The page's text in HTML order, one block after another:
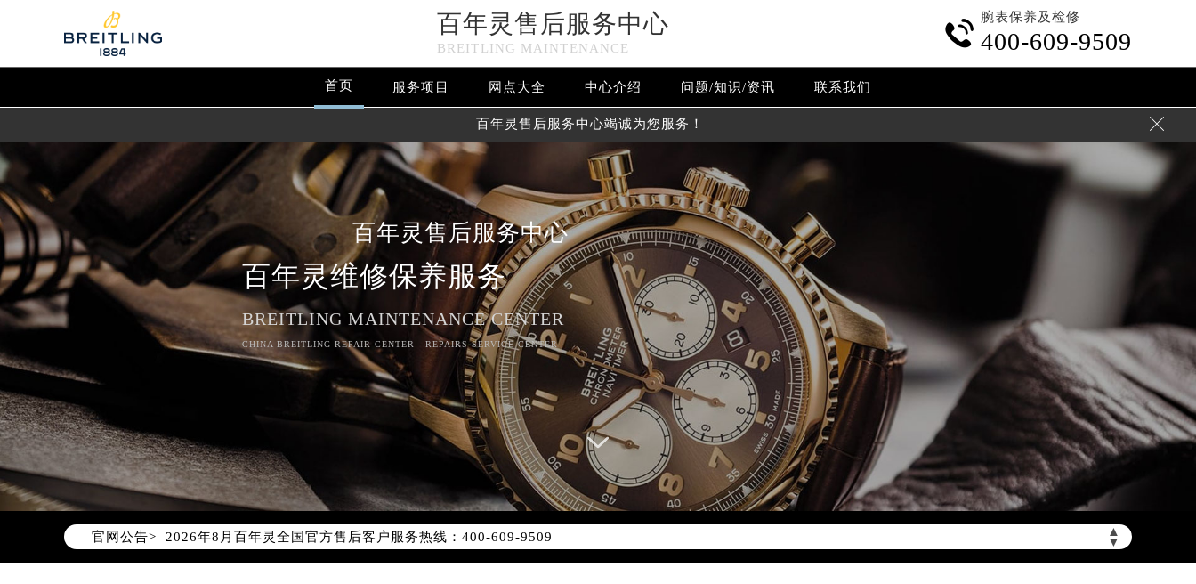
百年灵售后服务中心
BREITLING MAINTENANCE

腕表保养及检修
400-609-9509
首页 服务项目 网点大全 中心介绍 问题/知识/资讯 联系我们
百年灵售后服务中心竭诚为您服务！ 
百年灵售后服务中心
百年灵维修保养服务
BREITLING MAINTENANCE CENTER
CHINA BREITLING REPAIR CENTER - REPAIRS SERVICE CENTER
官网公告> ▲
▼
2026年8月百年灵中国区售后服务网络优化升级公告
2026年8月百年灵全国官方售后客户服务热线：400-609-9509
百年灵官方全国统一服务热线400-609-9509，服务覆盖中国大陆、香港、澳门、台湾全部区域（非大陆需加拨“+86”）
2026年8月百年灵售后服务中心最新网点地址：